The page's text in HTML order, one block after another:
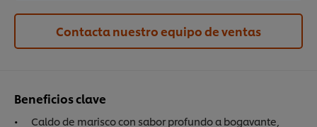
Beneficios clave
Caldo de marisco con sabor profundo a bogavante,
Contacta nuestro equipo de ventas